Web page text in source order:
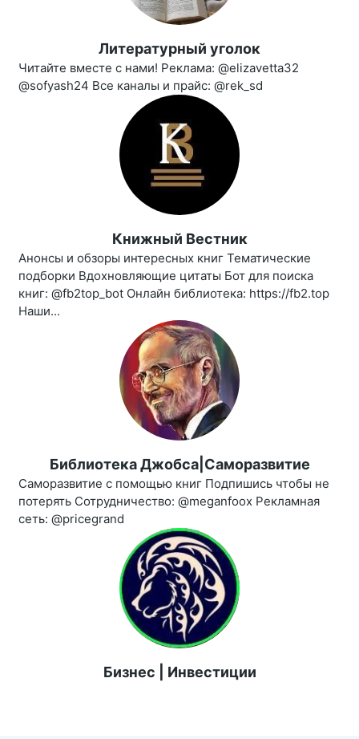
Литературный уголок
Читайте вместе с нами! Реклама: @elizavetta32
@sofyash24 Все каналы и прайс: @rek_sd
Книжный Вестник
Анонсы и обзоры интересных книг Тематические
подборки Вдохновляющие цитаты Бот для поиска
книг: @fb2top_bot Онлайн библиотека: https://fb2.top
Наши...
Библиотека Джобса|Саморазвитие
Саморазвитие с помощью книг Подпишись чтобы не
потерять Сотрудничество: @meganfoox Рекламная
сеть: @pricegrand
Бизнес | Инвестиции